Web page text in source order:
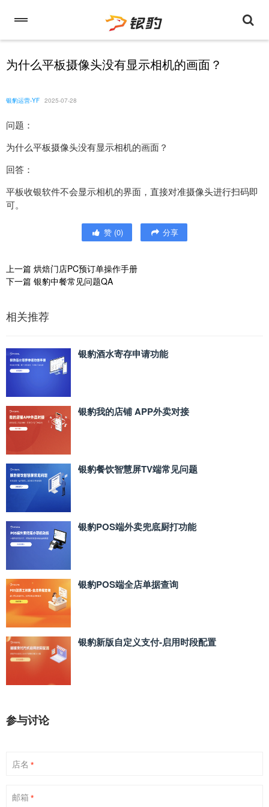
为什么平板摄像头没有显示相机的画面？
银豹运营-YF 2025-07-28
问题：
为什么平板摄像头没有显示相机的画面？
回答：
平板收银软件不会显示相机的界面，直接对准摄像头进行扫码即
可。
赞 (0) 分享
上一篇 烘焙门店PC预订单操作手册
下一篇 银豹中餐常见问题QA
相关推荐
银豹酒水寄存申请功能
银豹我的店铺 APP外卖对接
银豹餐饮智慧屏TV端常见问题
银豹POS端外卖兜底厨打功能
银豹POS端全店单据查询
银豹新版自定义支付‑启用时段配置
参与讨论
店名 *
邮箱 *